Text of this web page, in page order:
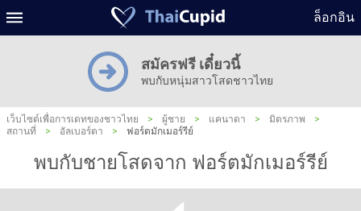
ล็อกอิน
สมัครฟรี เดี๋ยวนี้
พบกับหนุ่มสาวโสดชาวไทย
เว็บไซต์เพื่อการเดทของชาวไทย > ผู้ชาย > แคนาดา > มิตรภาพ
>
สถานที่
> อัลเบอร์ตา > ฟอร์ตมักเมอร์รีย์
พบกับชายโสดจาก ฟอร์ตมักเมอร์รีย์